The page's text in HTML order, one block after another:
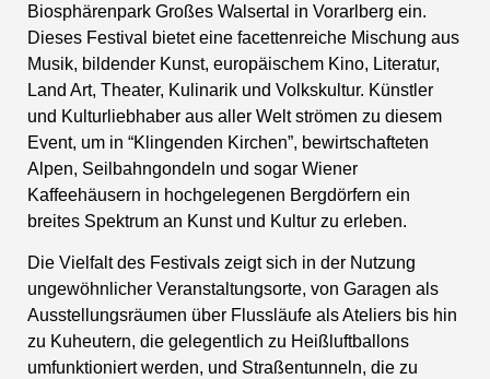
Biosphärenpark Großes Walsertal in Vorarlberg ein.
Dieses Festival bietet eine facettenreiche Mischung aus
Musik, bildender Kunst, europäischem Kino, Literatur,
Land Art, Theater, Kulinarik und Volkskultur. Künstler
und Kulturliebhaber aus aller Welt strömen zu diesem
Event, um in “Klingenden Kirchen”, bewirtschafteten
Alpen, Seilbahngondeln und sogar Wiener
Kaffeehäusern in hochgelegenen Bergdörfern ein
breites Spektrum an Kunst und Kultur zu erleben.
Die Vielfalt des Festivals zeigt sich in der Nutzung
ungewöhnlicher Veranstaltungsorte, von Garagen als
Ausstellungsräumen über Flussläufe als Ateliers bis hin
zu Kuheutern, die gelegentlich zu Heißluftballons
umfunktioniert werden, und Straßentunneln, die zu